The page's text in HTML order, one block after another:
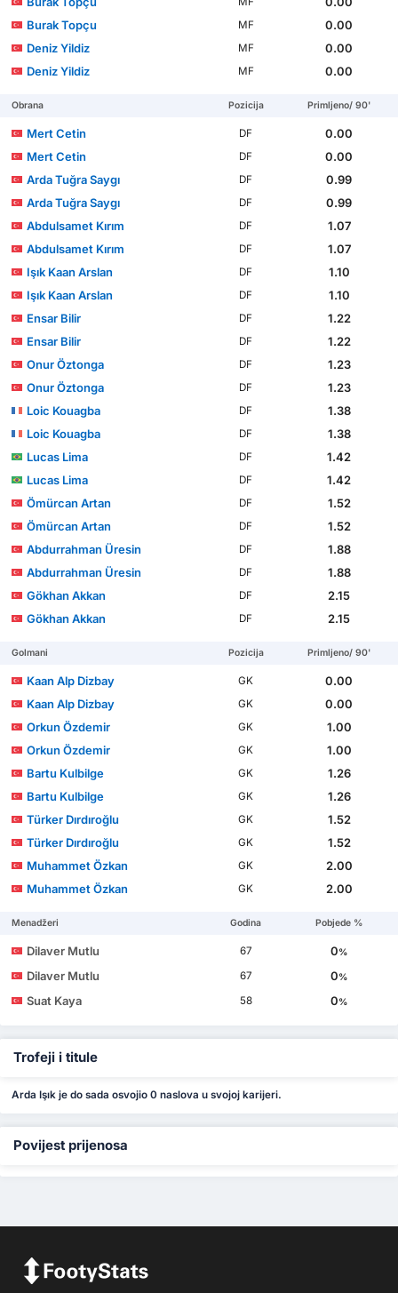
Burak Topçu
MF
0.00
Deniz Yildiz
MF
0.00
Deniz Yildiz
MF 0.00
Obrana Pozicija Primljeno/ 90'
Mert Cetin DF
0.00
Mert Cetin
DF
0.00
Arda Tuğra Saygı
DF
0.99
Arda Tuğra Saygı
DF
0.99
Abdulsamet Kırım
DF
1.07
Abdulsamet Kırım
DF
1.07
Işık Kaan Arslan
DF
1.10
Işık Kaan Arslan
DF
1.10
Ensar Bilir
DF
1.22
Ensar Bilir
DF
1.22
Onur Öztonga
DF
1.23
Onur Öztonga
DF
1.23
Loic Kouagba
DF
1.38
Loic Kouagba
DF
1.38
Lucas Lima
DF
1.42
Lucas Lima
DF
1.42
Ömürcan Artan
DF
1.52
Ömürcan Artan
DF
1.52
Abdurrahman Üresin
DF
1.88
Abdurrahman Üresin
DF
1.88
Gökhan Akkan
DF
2.15
Gökhan Akkan
DF 2.15
Golmani Pozicija Primljeno/ 90'
Kaan Alp Dizbay GK
0.00
Kaan Alp Dizbay
GK
0.00
Orkun Özdemir
GK
1.00
Orkun Özdemir
GK
1.00
Bartu Kulbilge
GK
1.26
Bartu Kulbilge
GK
1.26
Türker Dırdıroğlu
GK
1.52
Türker Dırdıroğlu
GK
1.52
Muhammet Özkan
GK
2.00
Muhammet Özkan
GK 2.00
Menadžeri Godina Pobjede %
Dilaver Mutlu 67 0%
Dilaver Mutlu 67 0%
Suat Kaya 58 0%
Trofeji i titule
Arda Işık je do sada osvojio 0 naslova u svojoj karijeri.
Povijest prijenosa